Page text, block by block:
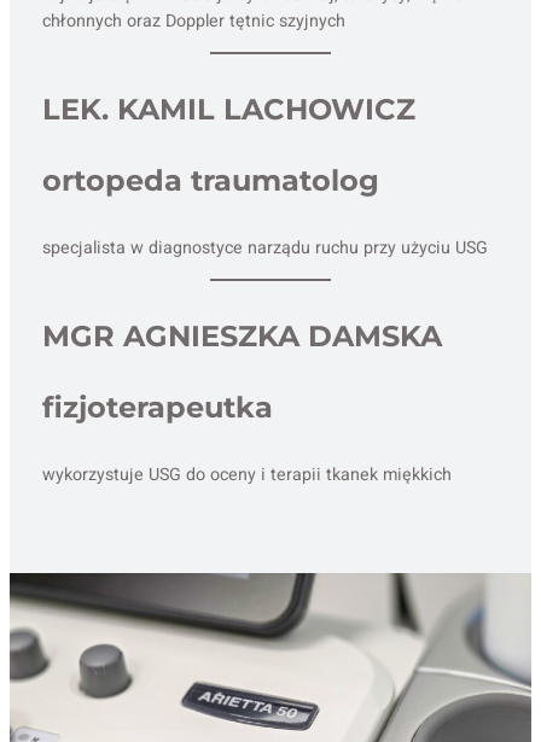
chłonnych oraz Doppler tętnic szyjnych
LEK. KAMIL LACHOWICZ
ortopeda traumatolog
specjalista w diagnostyce narządu ruchu przy użyciu USG
MGR AGNIESZKA DAMSKA
fizjoterapeutka
wykorzystuje USG do oceny i terapii tkanek miękkich